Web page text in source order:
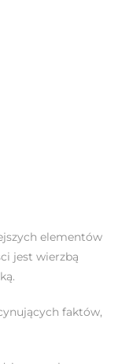
elementów
jest wierzbą
faktów,